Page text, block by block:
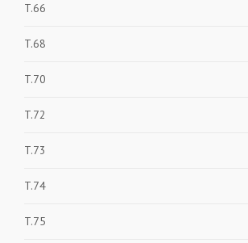
T.66
T.68
T.70
T.72
T.73
T.74
T.75